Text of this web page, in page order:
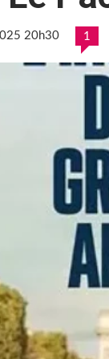
20h30 1